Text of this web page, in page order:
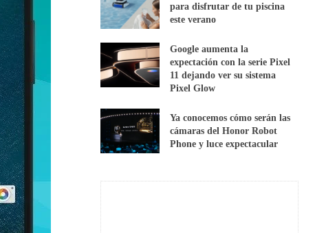
para disfrutar de tu piscina
este verano
Google aumenta la
expectación con la serie Pixel
11 dejando ver su sistema
Pixel Glow
Ya conocemos cómo serán las
cámaras del Honor Robot
Phone y luce expectacular